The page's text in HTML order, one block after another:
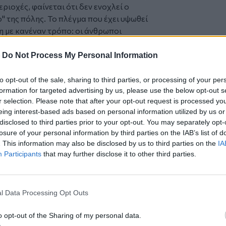
Do Not Process My Personal Information
opt-out of the sale, sharing to third parties, or processing of your
for targeted advertising by us, please use the below opt-out
selection. Please note that after your opt-out request is processed
interest-based ads based on personal information utilized by us
to third parties prior to your opt-out. You may separately
of your personal information by third parties on the IAB’s list of
This information may also be disclosed by us to third parties on the
Participants that may further disclose it to other third parties.
Data Processing Opt Outs
opt-out of the Sharing of my personal data.
φαίνεται ότι δεν ενοχλεί ο
της πόλης. Το πλέγμα που έχει υψωθεί
με κανέναν τρόπο: οι άνθρωποι
οι εργαζόμενοι κρατούν τη
από τα κρουαζιερόπλοια κοιτούν με
για τη δομή μεταναστών: Το θέμα κλείνει, ακόμα και
Πλεύρη για τη δομή
κλείνει, ακόμα και
ότι, ενώ εκφράζονται έντονες
από τη λειτουργία μιας
σήμερα στο κεντρικό λιμάνι
αποφασιστικότητα.
κανέναν, ούτε την πόλη μας, ούτε